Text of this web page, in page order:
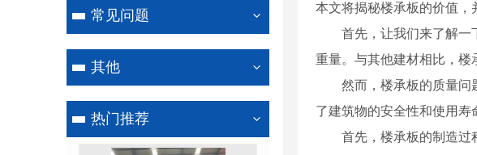
常见问题
其他
热门推荐
本文将揭秘楼承板的价值，
首先，让我们来了解一
重量。与其他建材相比，楼
然而，楼承板的质量问
了建筑物的安全性和使用寿
首先，楼承板的制造过